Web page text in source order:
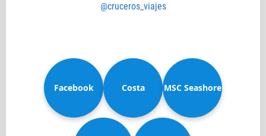
@cruceros_viajes
Facebook Costa MSC Seashore